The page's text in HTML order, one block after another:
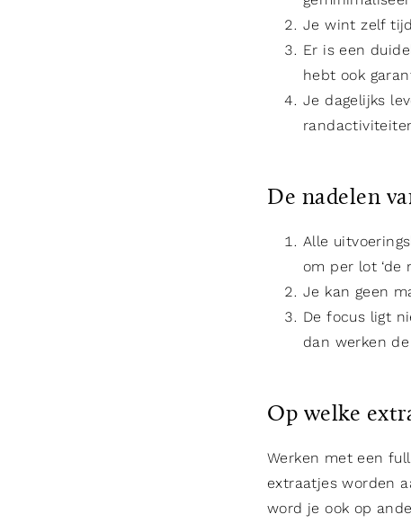
Je wint zelf
Er is een
hebt ook
Je dagelijks
De nadelen
Alle
om per lot ‘de
Je kan geen
De focus ligt
dan werken
Op welke
Werken met een
extraatjes worden
word je ook op